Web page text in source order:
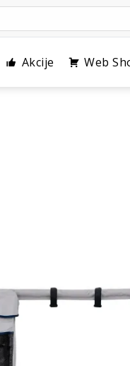
Akcije Web